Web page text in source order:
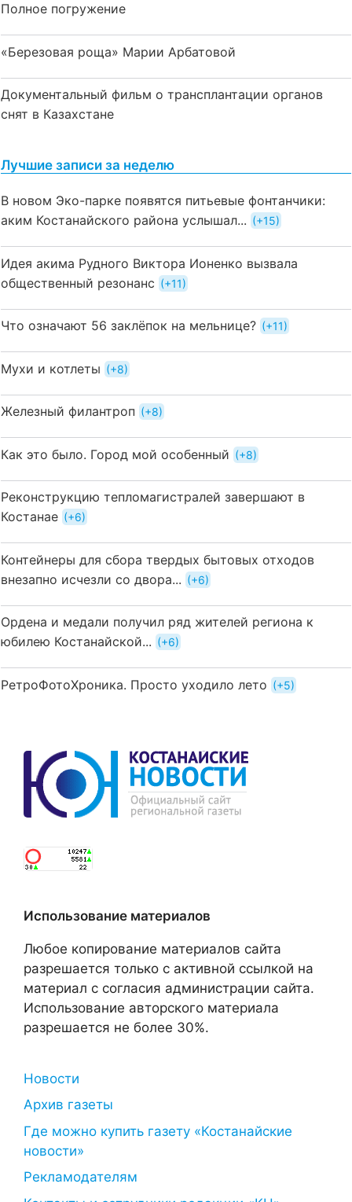
Полное погружение
«Березовая роща» Марии Арбатовой
Документальный фильм о трансплантации органов
снят в Казахстане
Лучшие записи за неделю
В новом Эко-парке появятся питьевые фонтанчики:
аким Костанайского района услышал...
+15
Идея акима Рудного Виктора Ионенко вызвала
общественный резонанс
+11
Что означают 56 заклёпок на мельнице? +11
Мухи и котлеты +8
Железный филантроп +8
Как это было. Город мой особенный +8
Реконструкцию тепломагистралей завершают в
Костанае
+6
Контейнеры для сбора твердых бытовых отходов
внезапно исчезли со двора...
+6
Ордена и медали получил ряд жителей региона к
юбилею Костанайской...
+6
РетроФотоХроника. Просто уходило лето +5
Использование материалов
Любое копирование материалов сайта
разрешается только с активной ссылкой на
материал с согласия администрации сайта.
Использование авторского материала
разрешается не более 30%.
Новости
Архив газеты
Где можно купить газету «Костанайские
новости»
Рекламодателям